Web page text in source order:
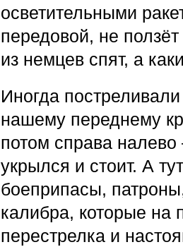
осветительными
передовой, не
из немцев спят, а
Иногда
нашему переднему
потом справа налево
укрылся и стоит. А
боеприпасы,
калибра, которые на
перестрелка и